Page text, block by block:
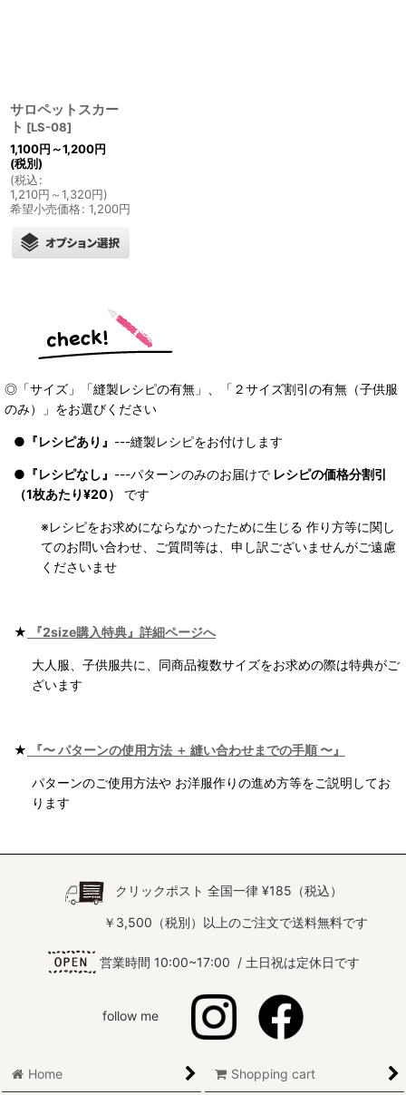
サロペットスカー
ト [LS-08]
1,100円～1,200円
(税別)
(税込:
1,210円 ～1,320円)
希望小売価格: 1,200円
◎「サイズ」「縫製レシピの有無」、「２サイズ割引の有無（子供服
のみ）」をお選びください
● 『レシピあり』 ---縫製レシピをお付けします
● 『レシピなし』 ---パターンのみのお届けで レシピの価格分割引
（1枚あたり¥20）
です
※レシピをお求めにならなかったために生じる 作り方等に関し
てのお問い合わせ、ご質問等は、申し訳ございませんがご遠慮
くださいませ
★ 『2size購入特典』詳細ページへ
大人服、子供服共に、同商品複数サイズをお求めの際は特典がご
ざいます
★ 『〜 パターンの使用方法 ＋ 縫い合わせまでの手順 〜』
パターンのご使用方法や お洋服作りの進め方等をご説明してお
ります
クリックポスト 全国一律 ¥185（税込）
￥3,500（税別）以上のご注文で送料無料です
営業時間 10:00~17:00 / 土日祝は定休日です
follow me
Home Shopping cart